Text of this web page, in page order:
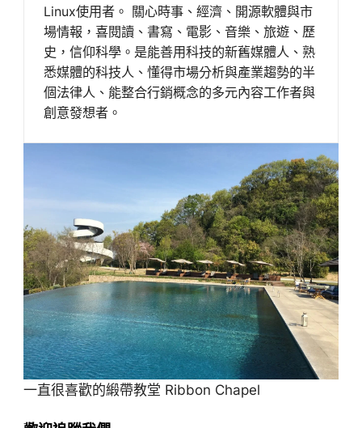
Linux使用者。 關心時事、經濟、開源軟體與市
場情報，喜閱讀、書寫、電影、音樂、旅遊、歷
史，信仰科學。是能善用科技的新舊媒體人、熟
悉媒體的科技人、懂得市場分析與產業趨勢的半
個法律人、能整合行銷概念的多元內容工作者與
創意發想者。
一直很喜歡的緞帶教堂 Ribbon Chapel